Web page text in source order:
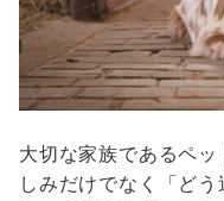
大切な家族であるペ
しみだけでなく「どう